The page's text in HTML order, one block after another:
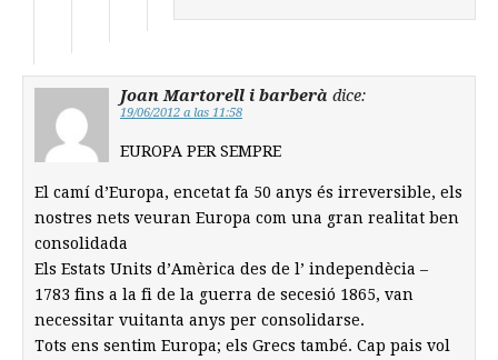
Joan Martorell i barberà dice:
19/06/2012 a las 11:58
EUROPA PER SEMPRE
El camí d’Europa, encetat fa 50 anys és irreversible, els
nostres nets veuran Europa com una gran realitat ben
consolidada
Els Estats Units d’Amèrica des de l’ independècia –
1783 fins a la fi de la guerra de secesió 1865, van
necessitar vuitanta anys per consolidarse.
Tots ens sentim Europa; els Grecs també. Cap pais vol